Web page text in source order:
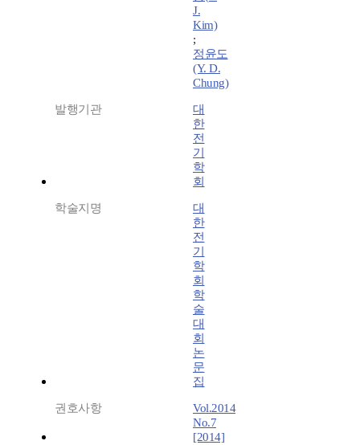
J.
Kim)
;
정윤도
(Y. D.
Chung)
발행기관
대
한
전
기
학
회
학술지명
대
한
전
기
학
회
학
술
대
회
논
문
집
권호사항
Vol.2014
No.7
[2014]